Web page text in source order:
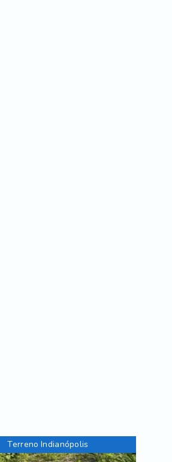
Terreno Indianópolis